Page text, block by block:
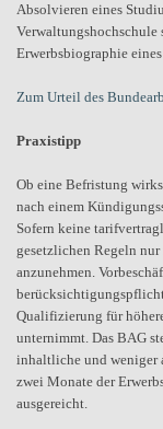
Absolvieren eines
Erwerbsbiographie
Zum Urteil des
Praxistipp
Ob eine Befristung
nach einem
Sofern keine
gesetzlichen Regeln
anzunehmen.
Qualifizierung für
unternimmt. Das BAG
inhaltliche und weniger
zwei Monate der
ausgereicht.